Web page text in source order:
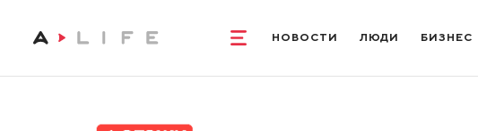
НОВОСТИ ЛЮДИ БИЗНЕС